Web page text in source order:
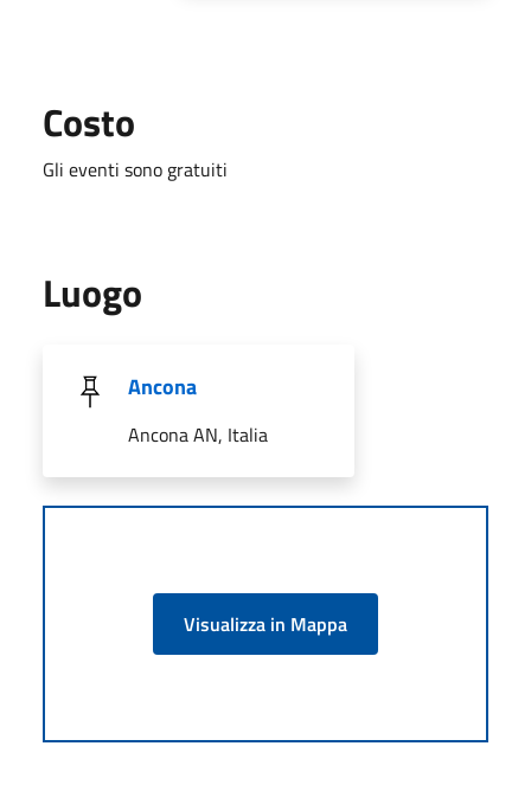
Costo
Gli eventi sono gratuiti
Luogo
Ancona
Ancona AN, Italia
Visualizza in Mappa